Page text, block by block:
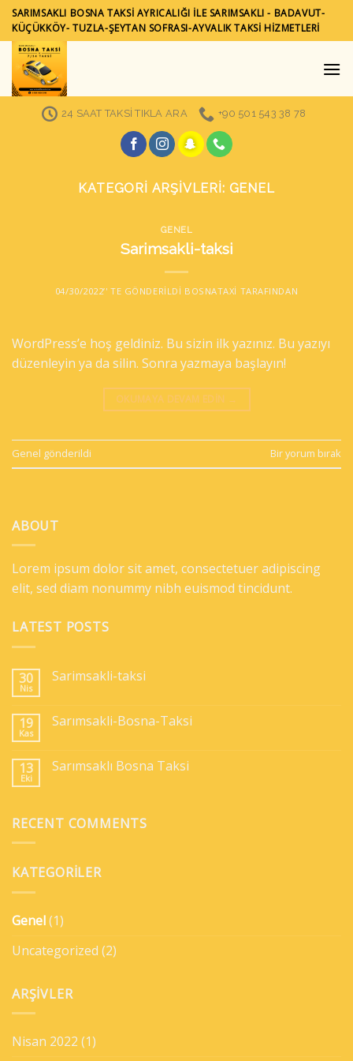
Skip
content
SARIMSAKLI BOSNA TAKSİ AYRICALIĞI İLE SARIMSAKLI - BADAVUT-
KÜÇÜKKÖY- TUZLA-ŞEYTAN SOFRASI-AYVALIK TAKSI HIZMETLERI
24 SAAT TAKSİ TIKLA ARA +90 501 543 38 78
KATEGORI ARŞIVLERI: GENEL
GENEL
Sarimsakli-taksi
04/30/2022’' TE GÖNDERILDI BOSNATAXI TARAFINDAN
WordPress’e hoş geldiniz. Bu sizin ilk yazınız. Bu yazıyı
düzenleyin ya da silin. Sonra yazmaya başlayın!
OKUMAYA DEVAM EDIN →
Genel gönderildi Bir yorum bırak
ABOUT
Lorem ipsum dolor sit amet, consectetuer adipiscing
elit, sed diam nonummy nibh euismod tincidunt.
LATEST POSTS
30
Nis
Sarimsakli-taksi
19
Kas
Sarımsakli-Bosna-Taksi
13
Eki
Sarımsaklı Bosna Taksi
RECENT COMMENTS
KATEGORILER
Genel(1)
Uncategorized (2)
ARŞIVLER
Nisan 2022 (1)